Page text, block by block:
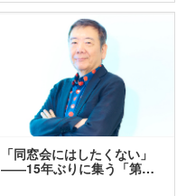
「同窓会にはしたくない」
――15年ぶりに集う「第…